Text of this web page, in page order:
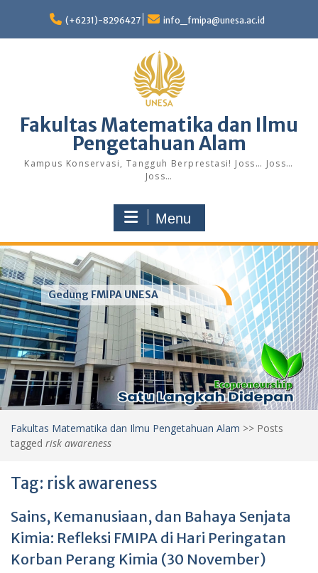
content
(+6231)-8296427 info_fmipa@unesa.ac.id
Fakultas Matematika dan Ilmu
Pengetahuan Alam
Kampus Konservasi, Tangguh Berprestasi! Joss… Joss…
Joss…
Menu
Gedung FMIPA UNESA
Fakultas Matematika dan Ilmu Pengetahuan Alam >> Posts
tagged risk awareness
Tag: risk awareness
Sains, Kemanusiaan, dan Bahaya Senjata
Kimia: Refleksi FMIPA di Hari Peringatan
Korban Perang Kimia (30 November)